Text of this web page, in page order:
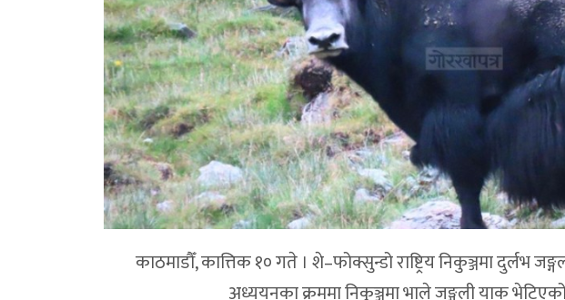
काठमाडौँ, कात्तिक १० गते । शे–फोक्सुन्डो राष्ट्रिय निकुञ्जमा दुर्लभ
अध्ययनका क्रममा निकुञ्जमा भाले जङ्गली याक